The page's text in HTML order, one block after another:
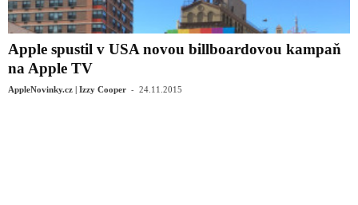
Apple spustil v USA novou billboardovou kampaň
na Apple TV
AppleNovinky.cz | Izzy Cooper - 24.11.2015